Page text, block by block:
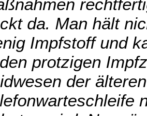
da. Man hält
Impfstoff und
protzigen
der